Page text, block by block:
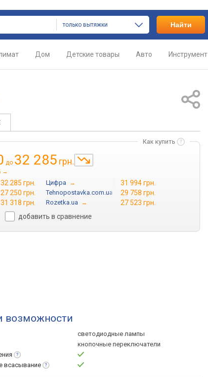
только вытяжки Найти
Дом Детские товары Авто Инструмент
Как купить
до 32 285 грн.
→
32 285 грн. Цифра → 31 994 грн.
27 250 грн. Tehnopostavka.com.ua →29 758 грн.
31 318 грн. Rozetka.ua →
27 523 грн.
добавить в сравнение
возможности
светодиодные лампы
кнопочные переключатели
всасывание